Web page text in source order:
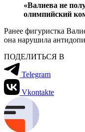
«Валиева не
олимпийский
Ранее фигуристка
она нарушила
ПОДЕЛИТЬСЯ В
Telegram
Vkontakte